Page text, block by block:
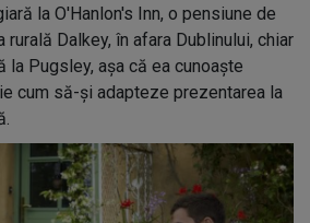
la O'Hanlon's Inn, o pensiune de
Dalkey, în afara Dublinului, chiar
la Pugsley, așa că ea cunoaște
cum să-și adapteze prezentarea la